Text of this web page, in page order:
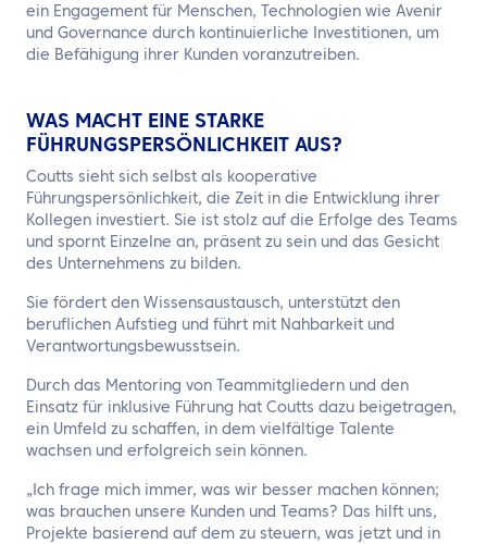
ein Engagement für Menschen, Technologien wie Avenir
und Governance durch kontinuierliche Investitionen, um
die Befähigung ihrer Kunden voranzutreiben.
WAS MACHT EINE STARKE
FÜHRUNGSPERSÖNLICHKEIT AUS?
Coutts sieht sich selbst als kooperative
Führungspersönlichkeit, die Zeit in die Entwicklung ihrer
Kollegen investiert. Sie ist stolz auf die Erfolge des Teams
und spornt Einzelne an, präsent zu sein und das Gesicht
des Unternehmens zu bilden.
Sie fördert den Wissensaustausch, unterstützt den
beruflichen Aufstieg und führt mit Nahbarkeit und
Verantwortungsbewusstsein.
Durch das Mentoring von Teammitgliedern und den
Einsatz für inklusive Führung hat Coutts dazu beigetragen,
ein Umfeld zu schaffen, in dem vielfältige Talente
wachsen und erfolgreich sein können.
„Ich frage mich immer, was wir besser machen können;
was brauchen unsere Kunden und Teams? Das hilft uns,
Projekte basierend auf dem zu steuern, was jetzt und in